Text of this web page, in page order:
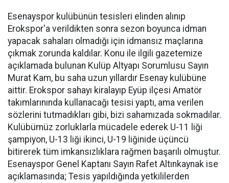
Esenayspor kulübünün tesisleri elinden alınıp
Erokspor'a verildikten sonra sezon boyunca idman
yapacak sahaları olmadığı için idmansız maçlarına
çıkmak zorunda kaldılar. Konu ile ilgili gazetemize
açıklamada bulunan Kulüp Altyapı Sorumlusu Sayın
Murat Kam, bu saha uzun yıllardır Esenay kulübüne
aittir. Erokspor sahayı kiralayıp Eyüp ilçesi Amatör
takımlarınında kullanacağı tesisi yaptı, ama verilen
sözlerini tutmadıkları gibi, bizi sahamızada sokmadılar.
Kulübümüz zorluklarla mücadele ederek U-11 liği
şampiyon, U-13 liği ikinci, U-19 liğinide üçüncü
bitirerek tüm imkansızlıklara rağmen başarılı olmuştur.
Esenayspor Genel Kaptanı Sayın Rafet Altınkaynak ise
açıklamasında; Tesis yapıldığında yetkililerden